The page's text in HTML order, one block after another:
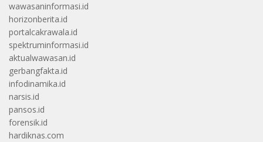
wawasaninformasi.id
horizonberita.id
portalcakrawala.id
spektruminformasi.id
aktualwawasan.id
gerbangfakta.id
infodinamika.id
narsis.id
pansos.id
forensik.id
hardiknas.com